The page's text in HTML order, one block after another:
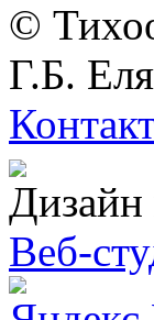
©
Г.Б.
Дизайн
Веб-